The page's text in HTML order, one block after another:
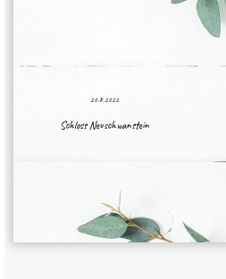
20.8.2022
Schloss Neuschwanstein